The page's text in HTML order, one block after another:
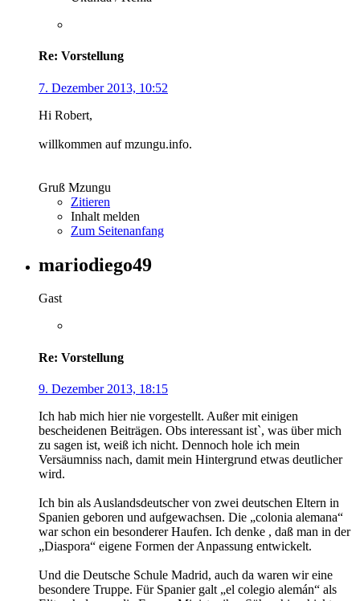
Re: Vorstellung
7. Dezember 2013, 10:52
Hi Robert,
willkommen auf mzungu.info.
Gruß Mzungu
Zitieren
Inhalt melden
Zum Seitenanfang
mariodiego49
Gast
Re: Vorstellung
9. Dezember 2013, 18:15
Ich hab mich hier nie vorgestellt. Außer mit einigen
bescheidenen Beiträgen. Obs interessant ist`, was über mich
zu sagen ist, weiß ich nicht. Dennoch hole ich mein
Versäumniss nach, damit mein Hintergrund etwas deutlicher
wird.
Ich bin als Auslandsdeutscher von zwei deutschen Eltern in
Spanien geboren und aufgewachsen. Die „colonia alemana“
war schon ein besonderer Haufen. Ich denke , daß man in der
„Diaspora“ eigene Formen der Anpassung entwickelt.
Und die Deutsche Schule Madrid, auch da waren wir eine
besondere Truppe. Für Spanier galt „el colegio alemán“ als